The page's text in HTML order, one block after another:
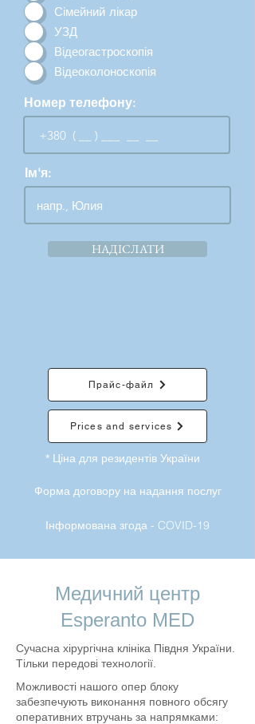
Сімейний лікар
УЗД
Відеогастроскопія
Відеоколоноскопія
Номер телефону:
Ім'я:
НАДІСЛАТИ
Прайс-файл
* Ціна для резидентів України
Форма договору на надання послуг
Інформована згода - COVID-19
Prices and services
Медичний центр
Esperanto MED
Сучасна хірургічна клініка Півдня України.
Тільки передові технології.
Можливості нашого опер блоку
забезпечують виконання повного обсягу
оперативних втручань за напрямками: